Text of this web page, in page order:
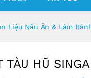
Liệu Nấu Ăn & Làm
TÀU HŨ